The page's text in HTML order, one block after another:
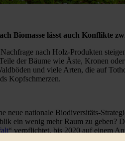
Biomasse lässt auch Konflikte
nach Holz-Produkten
der Bäume wie Äste, Kronen
und viele Arten, die auf
Kopfschmerzen.
neue nationale Biodiversitäts-
ein wenig mehr Raum zu geben?
“ verpflichtet, bis 2020 auf einem